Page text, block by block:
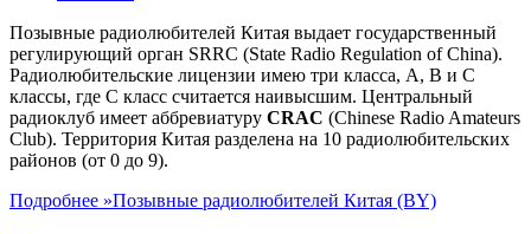
Позывные радиолюбителей Китая выдает государственный
регулирующий орган SRRC (State Radio Regulation of China).
Радиолюбительские лицензии имею три класса, A, B и С
классы, где C класс считается наивысшим. Центральный
радиоклуб имеет аббревиатуру CRAC (Chinese Radio Amateurs
Club). Территория Китая разделена на 10 радиолюбительских
районов (от 0 до 9).
Подробнее »Позывные радиолюбителей Китая (BY)